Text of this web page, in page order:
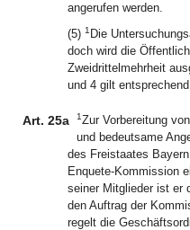
angerufen werden.
(5) 1 Die
doch wird die
Zweidrittelmehrheit
und 4 gilt
Art. 25a 1Zur Vorbereitung
und bedeutsame
des Freistaates
Enquete-Kommission
seiner Mitglieder ist er
den Auftrag der
regelt die